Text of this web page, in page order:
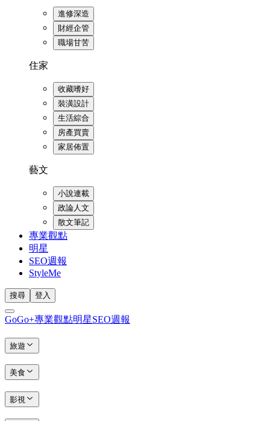
進修深造
財經企管
職場甘苦
住家
收藏嗜好
裝潢設計
生活綜合
房產買賣
家居佈置
藝文
小說連載
政論人文
散文筆記
專業觀點
明星
SEO週報
StyleMe
搜尋 登入
GoGo+專業觀點明星SEO週報
旅遊
美食
影視